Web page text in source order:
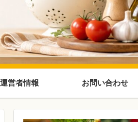
運営者情報 お問い合わせ